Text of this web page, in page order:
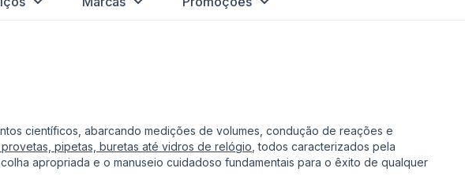
científicos, abarcando medições de volumes, condução de reações e
pipetas, buretas até vidros de relógio , todos caracterizados pela
apropriada e o manuseio cuidadoso fundamentais para o êxito de qualquer